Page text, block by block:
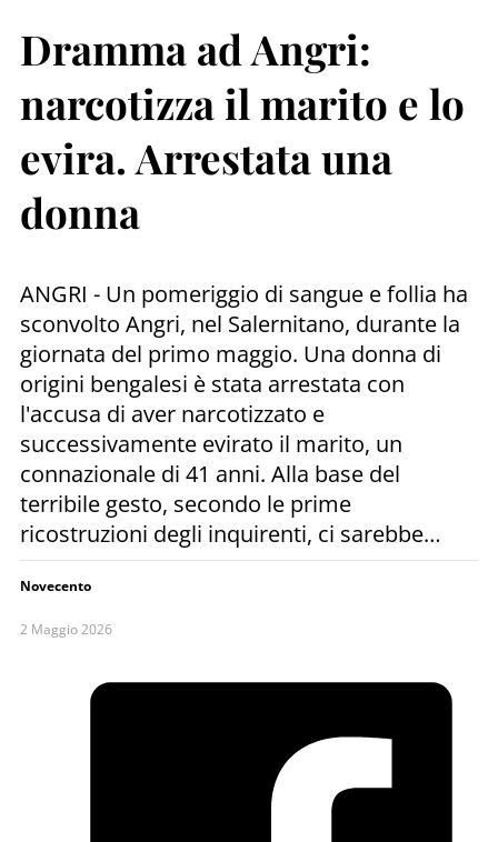
Dramma ad Angri:
narcotizza il marito e lo
evira. Arrestata una
donna
ANGRI - Un pomeriggio di sangue e follia ha
sconvolto Angri, nel Salernitano, durante la
giornata del primo maggio. Una donna di
origini bengalesi è stata arrestata con
l'accusa di aver narcotizzato e
successivamente evirato il marito, un
connazionale di 41 anni. Alla base del
terribile gesto, secondo le prime
ricostruzioni degli inquirenti, ci sarebbe…
Novecento
2 Maggio 2026